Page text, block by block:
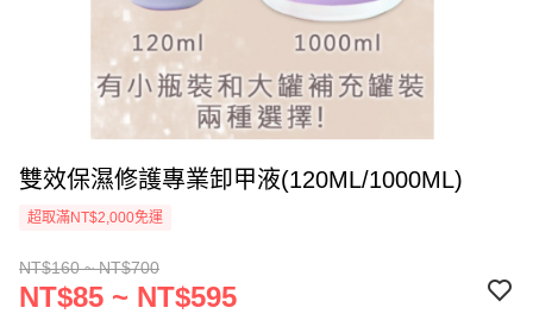
雙效保濕修護專業卸甲液(120ML/1000ML)
超取滿NT$2,000免運
NT$160 ~ NT$700
NT$85 ~ NT$595